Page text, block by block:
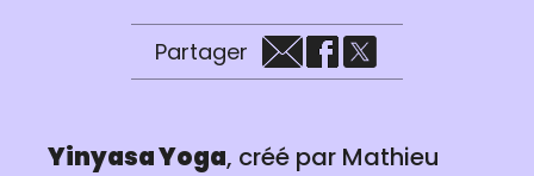
Partager
Yinyasa Yoga, créé par Mathieu